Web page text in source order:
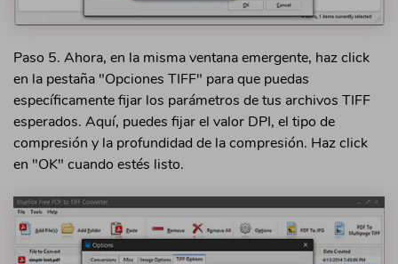
Paso 5. Ahora, en la misma ventana emergente, haz click
en la pestaña "Opciones TIFF" para que puedas
específicamente fijar los parámetros de tus archivos TIFF
esperados. Aquí, puedes fijar el valor DPI, el tipo de
compresión y la profundidad de la compresión. Haz click
en "OK" cuando estés listo.